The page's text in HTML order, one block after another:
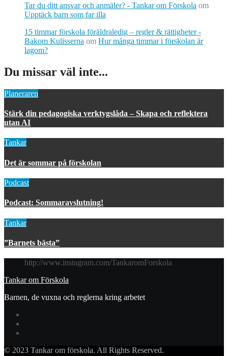
Tar du ditt ansvar och anmäler? - Tankar om Förskola om
Upptäck barn som far illa
15 timmar förskola föräldraledig – regler & rättigheter -
Bakom Kulisserna om Hur många timmar i förskolan är
lagom?
Du missar väl inte...
Planeraren
Stärk din pedagogiska verktygslåda – Skapa och reflektera
utan AI
Tankar
Det är sommar på förskolan
Podcast
Podcast: Sommaravslutning!
Tankar
”Barnets bästa”
http://www.instagram.com/TankaromForskola
Tankar om Förskola
Barnen, de vuxna och reglerna kring arbetet
© 2023 Tankar om förskola. All Rights Reserved.